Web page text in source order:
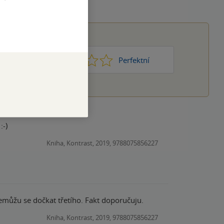
Perfektní
)
Kniha, Kontrast, 2019, 9788075856227
se dočkat třetího. Fakt doporučuju.
Kniha, Kontrast, 2019, 9788075856227